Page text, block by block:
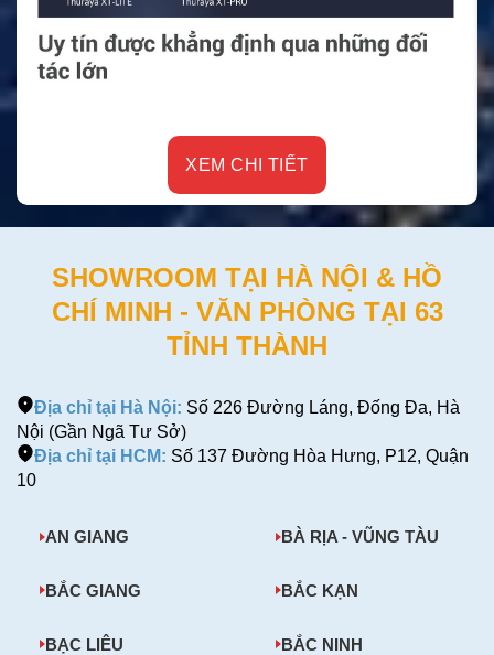
XEM CHI TIẾT
SHOWROOM TẠI HÀ NỘI & HỒ
CHÍ MINH - VĂN PHÒNG TẠI 63
TỈNH THÀNH
Địa chỉ tại Hà Nội: Số 226 Đường Láng, Đống Đa, Hà
Nội (Gần Ngã Tư Sở)
Địa chỉ tại HCM: Số 137 Đường Hòa Hưng, P12, Quận
10
AN GIANG BÀ RỊA - VŨNG TÀU
BẮC GIANG BẮC KẠN
BẠC LIÊU BẮC NINH